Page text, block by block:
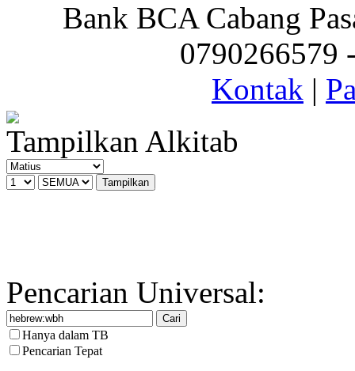
Bank BCA Cabang
0790266579
Kontak |
Tampilkan Alkitab
Pencarian Universal:
Hanya dalam TB
Pencarian Tepat